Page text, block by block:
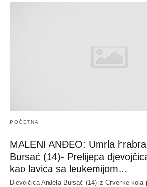
POČETNA
MALENI ANĐEO: Umrla
Bursać (14)- Prelijepa
kao lavica sa leukemijom…
Djevojčica Anđela Bursać (14) iz Crvenke koja